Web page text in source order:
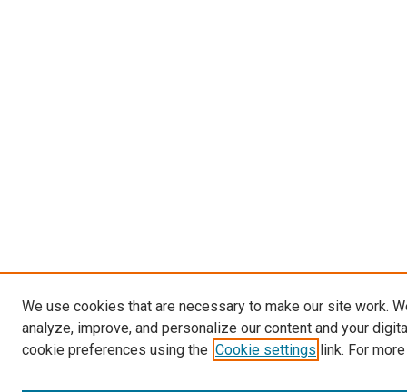
We use cookies that are necessary to make our site work.
analyze, improve, and personalize our content and your
cookie preferences using the Cookie settings link. For